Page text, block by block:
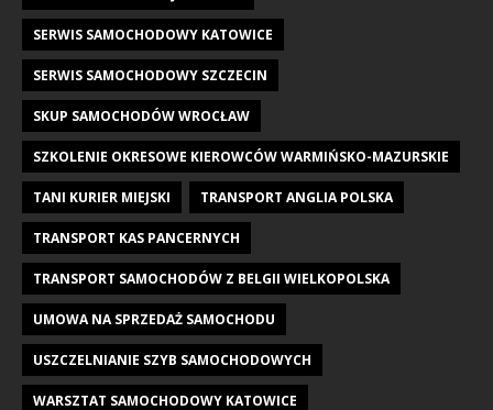
SERWIS SAMOCHODOWY KATOWICE
SERWIS SAMOCHODOWY SZCZECIN
SKUP SAMOCHODÓW WROCŁAW
SZKOLENIE OKRESOWE KIEROWCÓW WARMIŃSKO-MAZURSKIE
TANI KURIER MIEJSKI TRANSPORT ANGLIA POLSKA
TRANSPORT KAS PANCERNYCH
TRANSPORT SAMOCHODÓW Z BELGII WIELKOPOLSKA
UMOWA NA SPRZEDAŻ SAMOCHODU
USZCZELNIANIE SZYB SAMOCHODOWYCH
WARSZTAT SAMOCHODOWY KATOWICE